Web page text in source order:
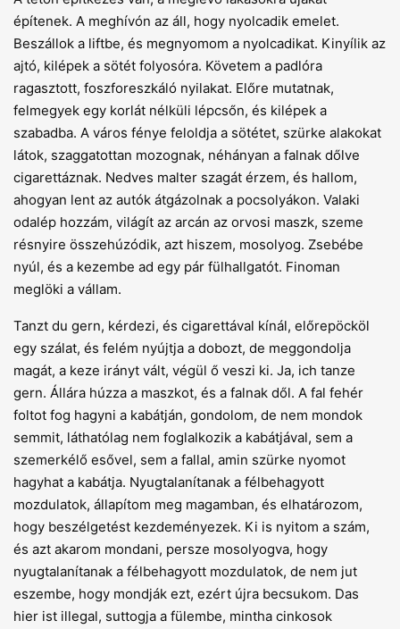
építenek. A meghívón az áll, hogy nyolcadik emelet.
Beszállok a liftbe, és megnyomom a nyolcadikat. Kinyílik az
ajtó, kilépek a sötét folyosóra. Követem a padlóra
ragasztott, foszforeszkáló nyilakat. Előre mutatnak,
felmegyek egy korlát nélküli lépcsőn, és kilépek a
szabadba. A város fénye feloldja a sötétet, szürke alakokat
látok, szaggatottan mozognak, néhányan a falnak dőlve
cigarettáznak. Nedves malter szagát érzem, és hallom,
ahogyan lent az autók átgázolnak a pocsolyákon. Valaki
odalép hozzám, világít az arcán az orvosi maszk, szeme
résnyire összehúzódik, azt hiszem, mosolyog. Zsebébe
nyúl, és a kezembe ad egy pár fülhallgatót. Finoman
meglöki a vállam.
Tanzt du gern, kérdezi, és cigarettával kínál, előrepöcköl
egy szálat, és felém nyújtja a dobozt, de meggondolja
magát, a keze irányt vált, végül ő veszi ki. Ja, ich tanze
gern. Állára húzza a maszkot, és a falnak dől. A fal fehér
foltot fog hagyni a kabátján, gondolom, de nem mondok
semmit, láthatólag nem foglalkozik a kabátjával, sem a
szemerkélő esővel, sem a fallal, amin szürke nyomot
hagyhat a kabátja. Nyugtalanítanak a félbehagyott
mozdulatok, állapítom meg magamban, és elhatározom,
hogy beszélgetést kezdeményezek. Ki is nyitom a szám,
és azt akarom mondani, persze mosolyogva, hogy
nyugtalanítanak a félbehagyott mozdulatok, de nem jut
eszembe, hogy mondják ezt, ezért újra becsukom. Das
hier ist illegal, suttogja a fülembe, mintha cinkosok